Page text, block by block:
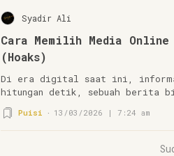
Syadir Ali
Cara Memilih Media
(Hoaks)
Di era digital saat ini,
hitungan detik, sebuah berita
Puisi 13/03/2026 | 7:24 am